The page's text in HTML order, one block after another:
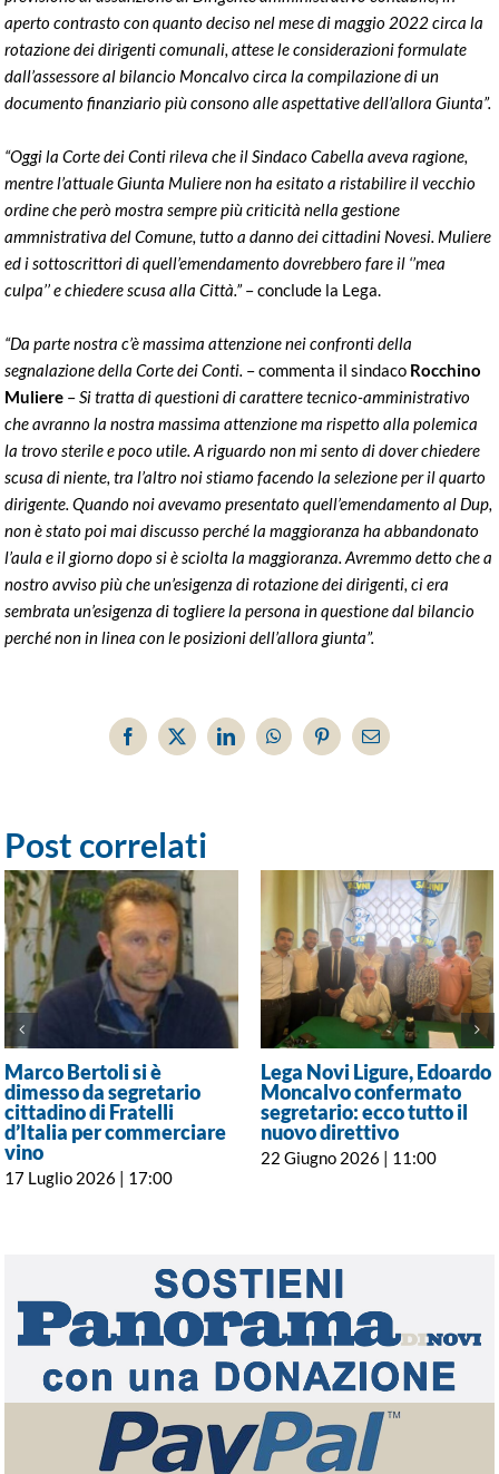
aperto contrasto con quanto deciso nel mese di maggio 2022 circa la
rotazione dei dirigenti comunali, attese le considerazioni formulate
dall’assessore al bilancio Moncalvo circa la compilazione di un
documento finanziario più consono alle aspettative dell’allora Giunta”.
“Oggi la Corte dei Conti rileva che il Sindaco Cabella aveva ragione,
mentre l’attuale Giunta Muliere non ha esitato a ristabilire il vecchio
ordine che però mostra sempre più criticità nella gestione
ammnistrativa del Comune, tutto a danno dei cittadini Novesi. Muliere
ed i sottoscrittori di quell’emendamento dovrebbero fare il ‘’mea
culpa’’ e chiedere scusa alla Città.”– conclude la Lega.
“Da parte nostra c’è massima attenzione nei confronti della
segnalazione della Corte dei Conti. – commenta il sindaco Rocchino
Muliere – Si tratta di questioni di carattere tecnico-amministrativo
che avranno la nostra massima attenzione ma rispetto alla polemica
la trovo sterile e poco utile. A riguardo non mi sento di dover chiedere
scusa di niente, tra l’altro noi stiamo facendo la selezione per il quarto
dirigente. Quando noi avevamo presentato quell’emendamento al Dup,
non è stato poi mai discusso perché la maggioranza ha abbandonato
l’aula e il giorno dopo si è sciolta la maggioranza. Avremmo detto che a
nostro avviso più che un’esigenza di rotazione dei dirigenti, ci era
sembrata un’esigenza di togliere la persona in questione dal bilancio
perché non in linea con le posizioni dell’allora giunta”.
Facebook
X LinkedInWhatsAppPinterestEmail
Post correlati
Marco Bertoli si è
dimesso da segretario
cittadino di Fratelli
d’Italia per commerciare
vino
17 Luglio 2026 | 17:00
Lega Novi Ligure, Edoardo
Moncalvo confermato
segretario: ecco tutto il
nuovo direttivo
22 Giugno 2026 | 11:00